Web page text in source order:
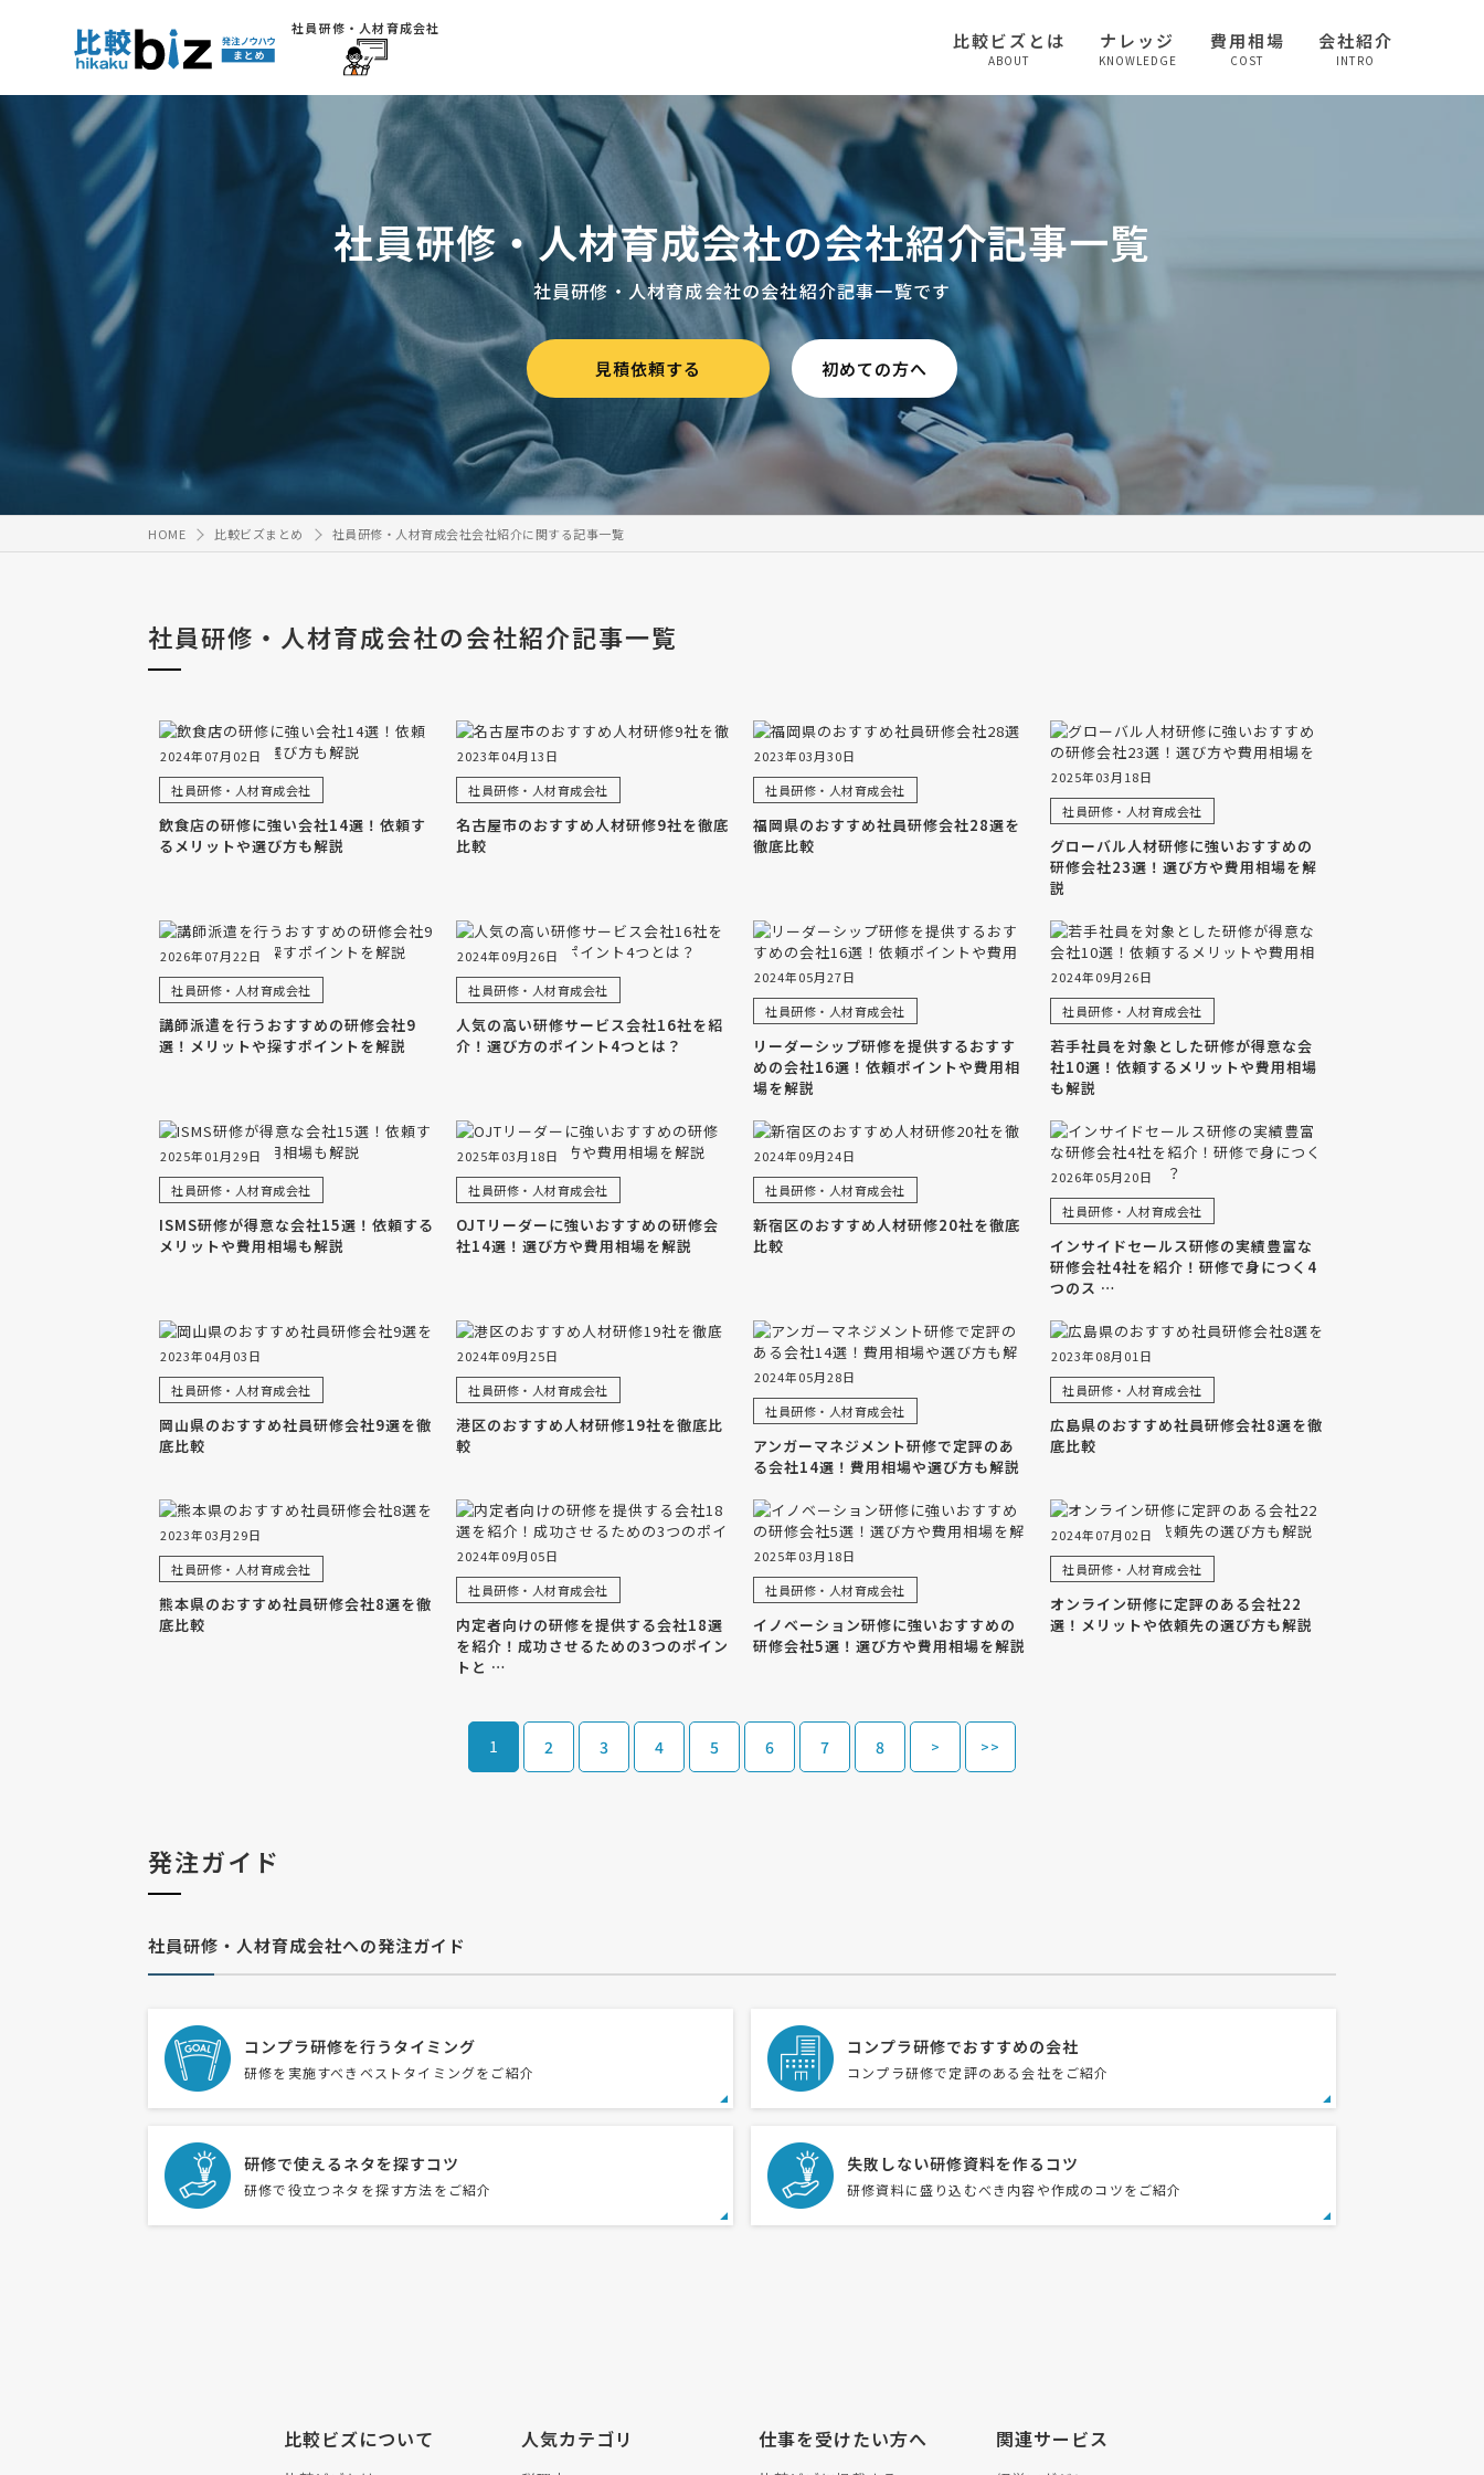
社員研修・人材育成会社
比較ビズとは
ABOUT
ナレッジ
KNOWLEDGE
費用相場
COST
会社紹介
INTRO
社員研修・人材育成会社の会社紹介記事一覧
社員研修・人材育成会社の会社紹介記事一覧です
見積依頼する 初めての方へ
HOME 比較ビズまとめ 社員研修・人材育成会社会社紹介に関する記事一覧
社員研修・人材育成会社の会社紹介記事一覧
2024年07月02日
社員研修・人材育成会社
飲食店の研修に強い会社14選！依頼す
るメリットや選び方も解説
2023年04月13日
社員研修・人材育成会社
名古屋市のおすすめ人材研修9社を徹底
比較
2023年03月30日
社員研修・人材育成会社
福岡県のおすすめ社員研修会社28選を
徹底比較
2025年03月18日
社員研修・人材育成会社
グローバル人材研修に強いおすすめの
研修会社23選！選び方や費用相場を解
説
2026年07月22日
社員研修・人材育成会社
講師派遣を行うおすすめの研修会社9
選！メリットや探すポイントを解説
2024年09月26日
社員研修・人材育成会社
人気の高い研修サービス会社16社を紹
介！選び方のポイント4つとは？
2024年05月27日
社員研修・人材育成会社
リーダーシップ研修を提供するおすす
めの会社16選！依頼ポイントや費用相
場を解説
2024年09月26日
社員研修・人材育成会社
若手社員を対象とした研修が得意な会
社10選！依頼するメリットや費用相場
も解説
2025年01月29日
社員研修・人材育成会社
ISMS研修が得意な会社15選！依頼する
メリットや費用相場も解説
2025年03月18日
社員研修・人材育成会社
OJTリーダーに強いおすすめの研修会
社14選！選び方や費用相場を解説
2024年09月24日
社員研修・人材育成会社
新宿区のおすすめ人材研修20社を徹底
比較
2026年05月20日
社員研修・人材育成会社
インサイドセールス研修の実績豊富な
研修会社4社を紹介！研修で身につく4
つのス …
2023年04月03日
社員研修・人材育成会社
岡山県のおすすめ社員研修会社9選を徹
底比較
2024年09月25日
社員研修・人材育成会社
港区のおすすめ人材研修19社を徹底比
較
2024年05月28日
社員研修・人材育成会社
アンガーマネジメント研修で定評のあ
る会社14選！費用相場や選び方も解説
2023年08月01日
社員研修・人材育成会社
広島県のおすすめ社員研修会社8選を徹
底比較
2023年03月29日
社員研修・人材育成会社
熊本県のおすすめ社員研修会社8選を徹
底比較
2024年09月05日
社員研修・人材育成会社
内定者向けの研修を提供する会社18選
を紹介！成功させるための3つのポイン
トと …
2025年03月18日
社員研修・人材育成会社
イノベーション研修に強いおすすめの
研修会社5選！選び方や費用相場を解説
2024年07月02日
社員研修・人材育成会社
オンライン研修に定評のある会社22
選！メリットや依頼先の選び方も解説
1 2 3 4 5 6 7 8 > >>
発注ガイド
社員研修・人材育成会社への発注ガイド
コンプラ研修を行うタイミング
研修を実施すべきベストタイミングをご紹介
コンプラ研修でおすすめの会社
コンプラ研修で定評のある会社をご紹介
研修で使えるネタを探すコツ
研修で役立つネタを探す方法をご紹介
失敗しない研修資料を作るコツ
研修資料に盛り込むべき内容や作成のコツをご紹介
比較ビズについて 人気カテゴリ 仕事を受けたい方へ 関連サービス